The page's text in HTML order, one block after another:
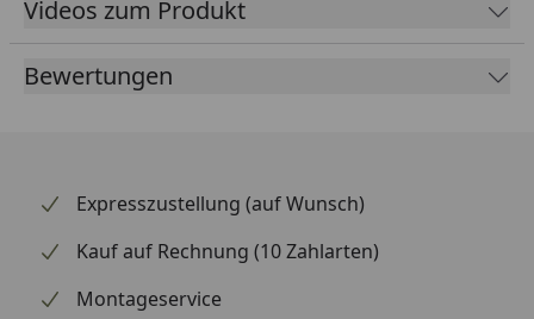
Betonschicht vollflächig eingebaut sind.
Oberfläche auf Basis natürlich
nachwachsender Rohstoffe (Wachse und Öle)
Echtholzdeckschicht
Videos zum Produkt
Bewertungen
Expresszustellung (auf Wunsch)
Kauf auf Rechnung (10 Zahlarten)
Montageservice